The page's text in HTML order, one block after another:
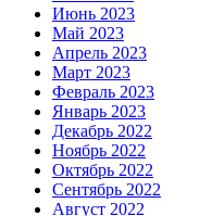
Июнь 2023
Май 2023
Апрель 2023
Март 2023
Февраль 2023
Январь 2023
Декабрь 2022
Ноябрь 2022
Октябрь 2022
Сентябрь 2022
Август 2022